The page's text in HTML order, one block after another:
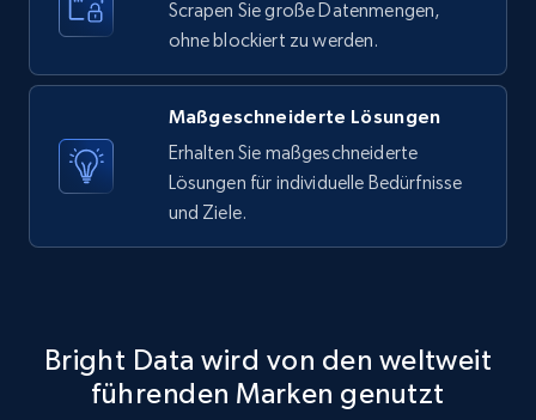
2.2K+ 184+ Gratis testen
Facebook Marketplace
URL, Title, Initial price, Final price, Currency,
Product id, Breadcrumbs, Condition, and more.
2.1K+ 170+ Gratis testen
Facebook Marketplace - Collect Facebook
marketplace listings by keyword
Scrapen Sie große Datenmengen,
ohne blockiert zu werden.
Maßgeschneiderte Lösungen
Erhalten Sie maßgeschneiderte
Lösungen für individuelle Bedürfnisse
und Ziele.
Bright Data wird von den weltweit
führenden Marken genutzt